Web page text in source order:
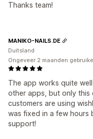
Thanks team!
The app works quite
other apps, but only this
customers are using
was fixed in a few hours
support!
MANIKO-NAILS.DE
Duitsland
Ongeveer 2 maanden